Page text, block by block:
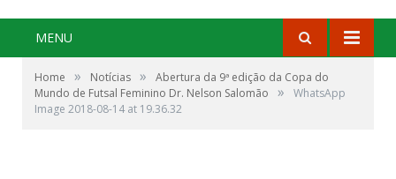
MENU
Home » Notícias »
Abertura da 9ª edição da Copa do
Mundo de Futsal Feminino Dr. Nelson Salomão
»
WhatsApp
Image 2018-08-14 at 19.36.32